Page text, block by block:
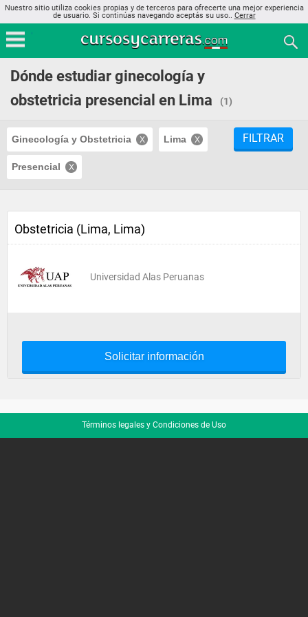
Nuestro sitio utiliza cookies propias y de terceros para ofrecerte una mejor experiencia
de usuario. Si continúas navegando aceptás su uso.. Cerrar
Dónde estudiar ginecología y
obstetricia presencial en Lima
(1)
Ginecología y Obstetricia Lima
Presencial
FILTRAR
Obstetricia (Lima, Lima)
Universidad Alas Peruanas
Solicitar información
Términos legales y Condiciones de Uso